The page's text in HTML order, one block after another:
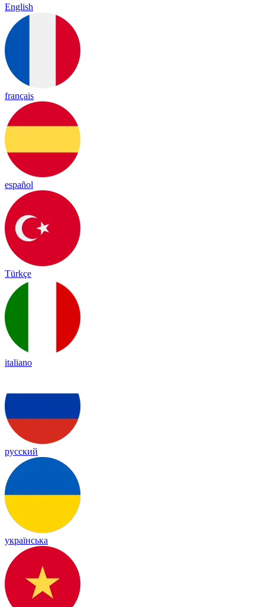
English
français
español
Türkçe
italiano
русский
українська